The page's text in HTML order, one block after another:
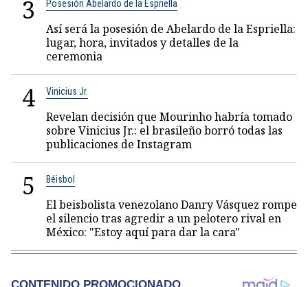
3 Posesión Abelardo de la Espriella
Así será la posesión de Abelardo de la Espriella:
lugar, hora, invitados y detalles de la
ceremonia
4 Vinicius Jr.
Revelan decisión que Mourinho habría tomado
sobre Vinicius Jr.: el brasileño borró todas las
publicaciones de Instagram
5 Béisbol
El beisbolista venezolano Danry Vásquez rompe
el silencio tras agredir a un pelotero rival en
México: "Estoy aquí para dar la cara"